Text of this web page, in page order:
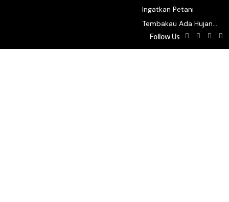
Ingatkan Petani
Tembakau Ada Hujan...
Follow Us